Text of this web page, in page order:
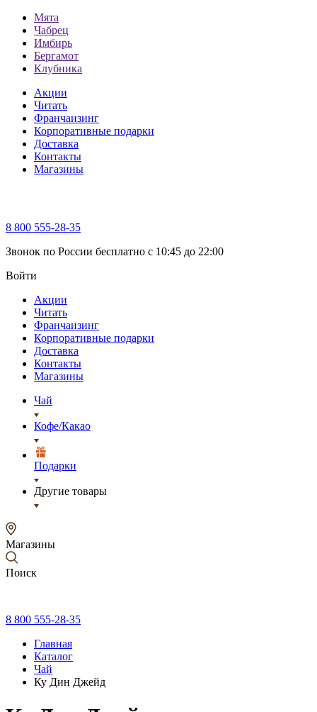
Мята
Чабрец
Имбирь
Бергамот
Клубника
Акции
Читать
Франчаизинг
Корпоративные подарки
Доставка
Контакты
Магазины
8 800 555-28-35
Звонок по России бесплатно c 10:45 до 22:00
Войти
Акции
Читать
Франчаизинг
Корпоративные подарки
Доставка
Контакты
Магазины
Чай
Кофе/Какао
Подарки
Другие товары
Магазины
Поиск
8 800 555-28-35
Главная
Каталог
Чай
Ку Дин Джейд